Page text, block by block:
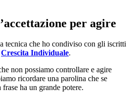
per agire
tecnica che ho condiviso con gli iscritti
Crescita Individuale.
non possiamo controllare e agire
ricordare una parolina che se
ha un grande potere.